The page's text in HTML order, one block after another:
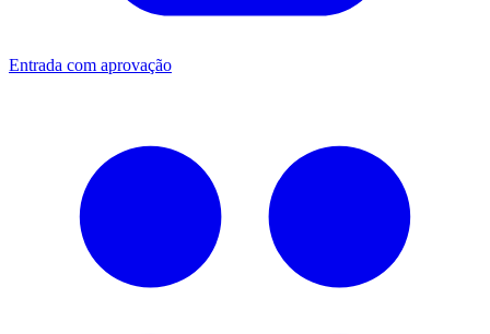
Entrada com aprovação